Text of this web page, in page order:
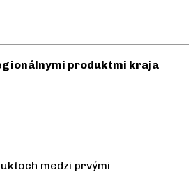
produktmi kraja
medzi prvými